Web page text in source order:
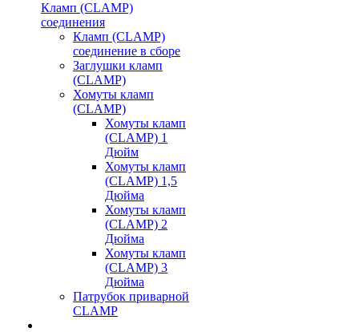
Кламп (CLAMP)
соединения
Кламп (CLAMP)
соединение в сборе
Заглушки кламп
(CLAMP)
Хомуты кламп
(CLAMP)
Хомуты кламп
(CLAMP) 1
Дюйм
Хомуты кламп
(CLAMP) 1,5
Дюйма
Хомуты кламп
(CLAMP) 2
Дюйма
Хомуты кламп
(CLAMP) 3
Дюйма
Патрубок приварной
CLAMP